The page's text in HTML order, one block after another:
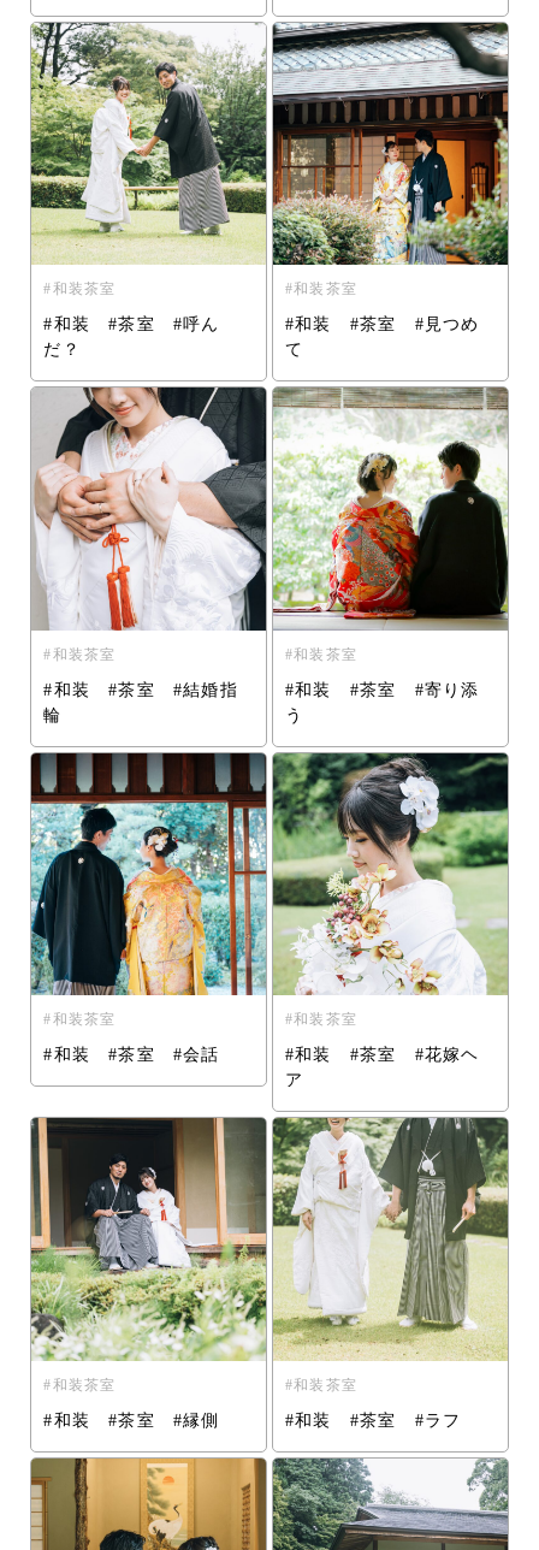
和装茶室
#和装 #茶室 #呼ん
だ？
和装茶室
#和装 #茶室 #見つめ
て
和装茶室
#和装 #茶室 #結婚指
輪
和装茶室
#和装 #茶室 #寄り添
う
和装茶室
#和装 #茶室 #会話
和装茶室
#和装 #茶室 #花嫁ヘ
ア
和装茶室
#和装 #茶室 #縁側
和装茶室
#和装 #茶室 #ラフ